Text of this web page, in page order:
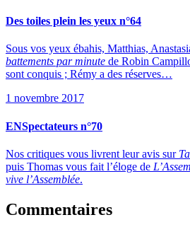
Des toiles plein les yeux n°64
Sous vos yeux ébahis, Matthias,
battements par minute de Robin
sont conquis ; Rémy a des réserves…
1 novembre 2017
ENSpectateurs n°70
Nos critiques vous livrent leur avis sur
puis Thomas vous fait l’éloge de
vive l’Assemblée.
Commentaires